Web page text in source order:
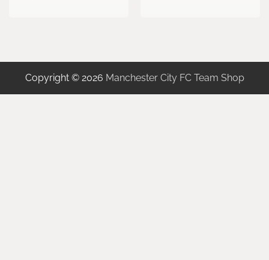
Copyright © 2026 Manchester City FC Team Shop